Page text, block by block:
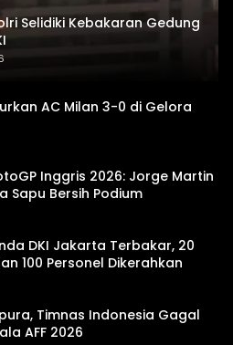
Selidiki Kebakaran Gedung
AC Milan 3-0 di Gelora
Inggris 2026: Jorge Martin
Sapu Bersih Podium
DKI Jakarta Terbakar, 20
100 Personel Dikerahkan
Timnas Indonesia Gagal
AFF 2026